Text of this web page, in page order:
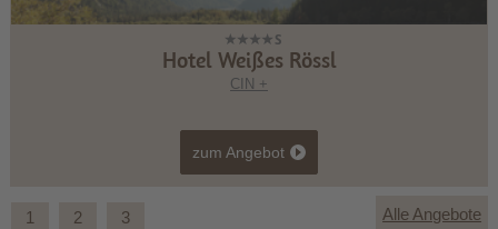
Hotel Weißes Rössl
CIN +
zum Angebot
1 2 3 Alle Angebote